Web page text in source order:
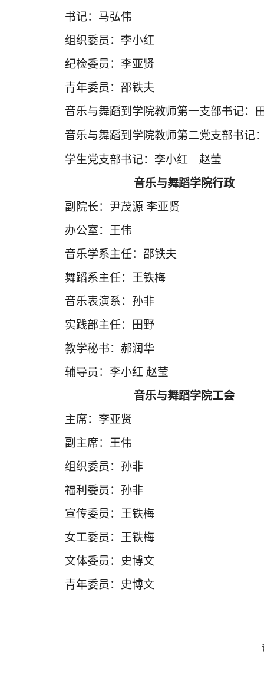
书记：马弘伟
组织委员：李小红
纪检委员：李亚贤
青年委员：邵铁夫
音乐与舞蹈到学院教师第一支部书记：
音乐与舞蹈到学院教师第二党支部书记
学生党支部书记：李小红 赵莹
音乐与舞蹈学院行政
副院长：尹茂源 李亚贤
办公室：王伟
音乐学系主任：邵铁夫
舞蹈系主任：王铁梅
音乐表演系：孙非
实践部主任：田野
教学秘书：郝润华
辅导员：李小红 赵莹
音乐与舞蹈学院工会
主席：李亚贤
副主席：王伟
组织委员：孙非
福利委员：孙非
宣传委员：王铁梅
女工委员：王铁梅
文体委员：史博文
青年委员：史博文